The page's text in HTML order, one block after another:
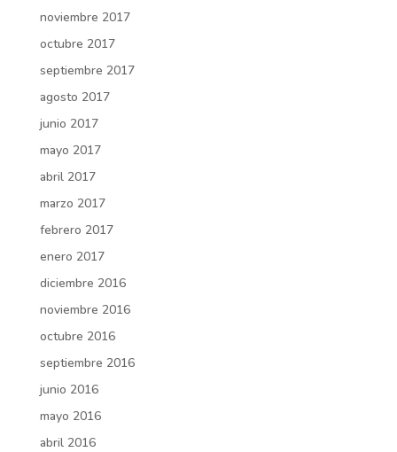
noviembre 2017
octubre 2017
septiembre 2017
agosto 2017
junio 2017
mayo 2017
abril 2017
marzo 2017
febrero 2017
enero 2017
diciembre 2016
noviembre 2016
octubre 2016
septiembre 2016
junio 2016
mayo 2016
abril 2016